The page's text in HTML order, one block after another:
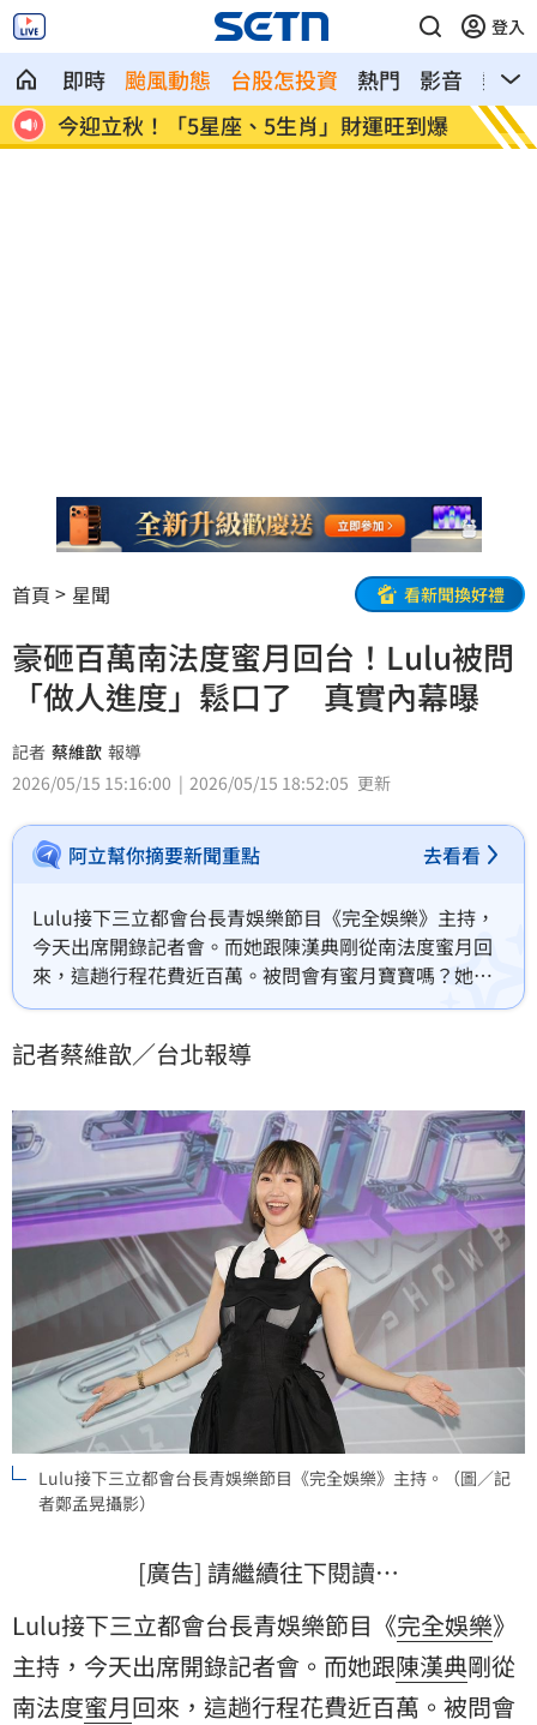
登入
即時 颱風動態 台股怎投資 熱門 影音
熱搜
今迎立秋！「5星座、5生肖」財運旺到爆 白海
首頁 星聞 看新聞換好禮
豪砸百萬南法度蜜月回台！Lulu被問
「做人進度」鬆口了 真實內幕曝
記者 蔡維歆 報導
2026/05/15 15:16:00
2026/05/15 18:52:05 更新
阿立幫你摘要新聞重點 去看看
Lulu接下三立都會台長青娛樂節目《完全娛樂》主持，
今天出席開錄記者會。而她跟陳漢典剛從南法度蜜月回
來，這趟行程花費近百萬。被問會有蜜月寶寶嗎？她也
回應了。蔡維歆
記者蔡維歆／台北報導
Lulu接下三立都會台長青娛樂節目《完全娛樂》主持。（圖／記
者鄭孟晃攝影）
[廣告] 請繼續往下閱讀…
Lulu接下三立都會台長青娛樂節目《完全娛樂》
主持，今天出席開錄記者會。而她跟陳漢典剛從
南法度蜜月回來，這趟行程花費近百萬。被問會